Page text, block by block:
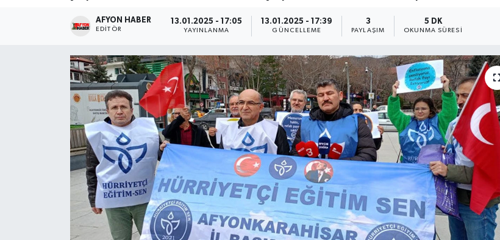
AFYON HABER
EDITÖR
13.01.2025 - 17:05
YAYINLANMA
13.01.2025 - 17:39
GÜNCELLEME
3
PAYLAŞIM
5 DK
OKUNMA SÜRESI
Magazin